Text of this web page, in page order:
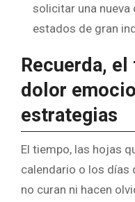
solicitar una
estados de gran
Recuerda, el
dolor
estrategias
El tiempo, las hojas
calendario o los días
no curan ni hacen